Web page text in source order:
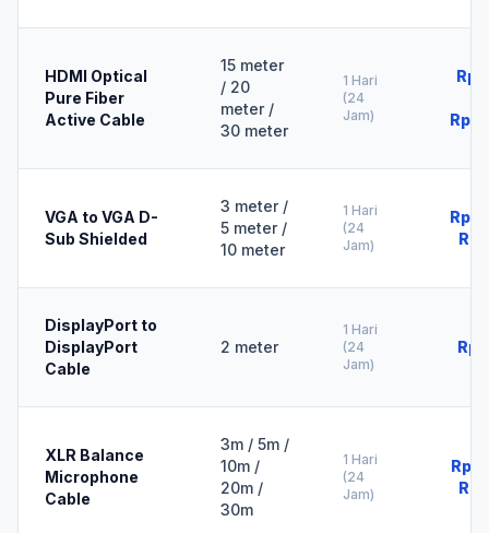
HDMI Optical
Pure Fiber
Active Cable
15 meter
/ 20
meter /
30 meter
1 Hari
(24
Jam)
VGA to VGA D-
Sub Shielded
3 meter /
5 meter /
10 meter
1 Hari
(24
Jam)
DisplayPort to
DisplayPort
Cable
2 meter
1 Hari
(24
Jam)
XLR Balance
Microphone
Cable
3m / 5m /
10m /
20m /
30m
1 Hari
(24
Jam)